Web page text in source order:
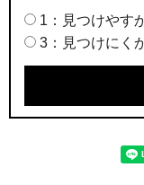
1：見つけやす
3：見つけにく